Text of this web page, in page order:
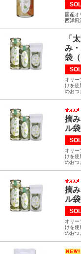
国産
西洋風
「
み
袋
オリー
けを使
のおつ
摘
ル
オリー
けを使
のおつ
摘
ル
オリー
けを使
のおつ